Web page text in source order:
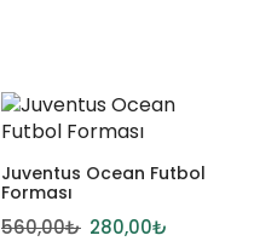
Juventus Ocean Futbol
Forması
560,00₺ 280,00₺